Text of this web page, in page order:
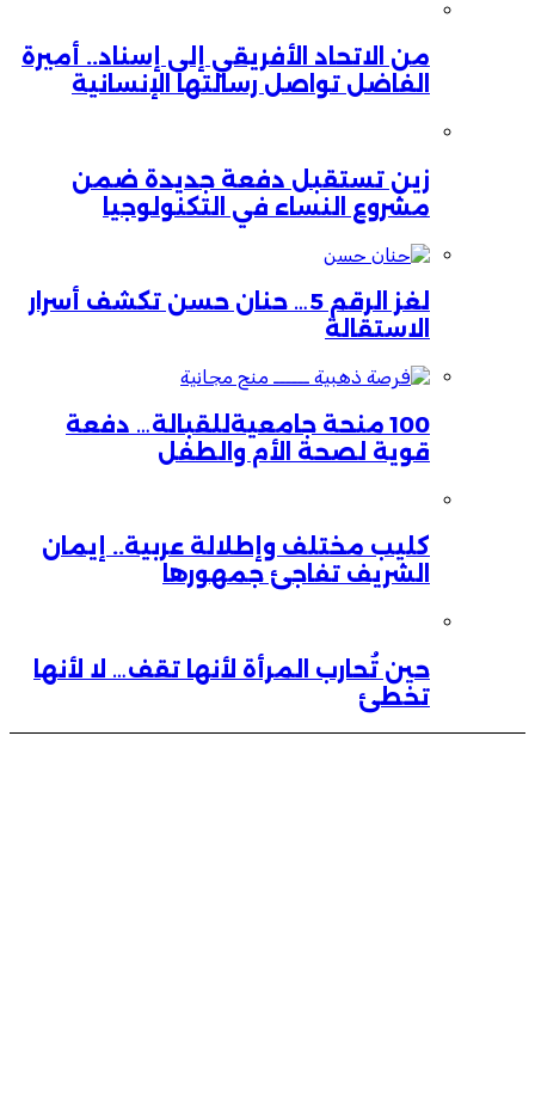
من الاتحاد الأفريقي إلى إسناد.. أميرة
الفاضل تواصل رسالتها الإنسانية
زين تستقبل دفعة جديدة ضمن
مشروع النساء في التكنولوجيا
لغز الرقم 5… حنان حسن تكشف أسرار
الاستقالة
100 منحة جامعيةللقبالة… دفعة
قوية لصحة الأم والطفل
كليب مختلف وإطلالة عربية.. إيمان
الشريف تفاجئ جمهورها
حين تُحارب المرأة لأنها تقف… لا لأنها
تخطئ